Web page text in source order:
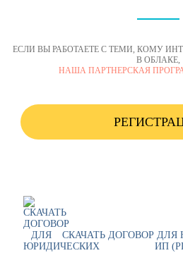
ЕСЛИ ВЫ РАБОТАЕТЕ С ТЕМИ, КОМУ
В ОБЛАКЕ,
НАША ПАРТНЕРСКАЯ
СКАЧАТЬ ДОГОВОР
ИП